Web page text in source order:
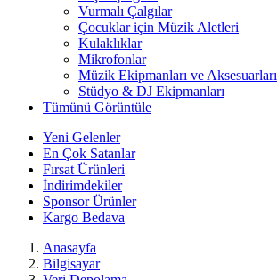
Vurmalı Çalgılar
Çocuklar için Müzik Aletleri
Kulaklıklar
Mikrofonlar
Müzik Ekipmanları ve Aksesuarları
Stüdyo & DJ Ekipmanları
Tümünü Görüntüle
Yeni Gelenler
En Çok Satanlar
Fırsat Ürünleri
İndirimdekiler
Sponsor Ürünler
Kargo Bedava
Anasayfa
Bilgisayar